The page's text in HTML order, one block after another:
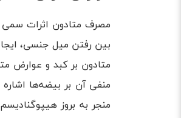
مصرف متادون اثرات سمی
بین رفتن میل جنسی، ایجاد
متادون بر کبد و عوارض
منفی آن بر بیضه‌ها
منجر به بروز